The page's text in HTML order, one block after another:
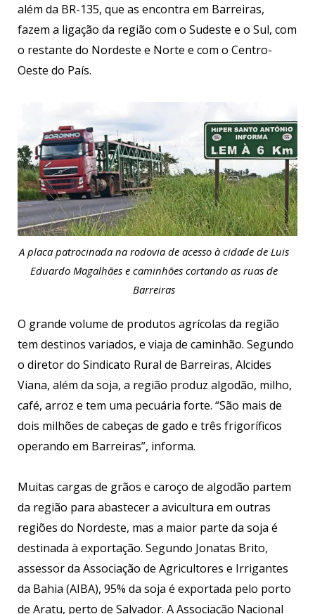
além da BR-135, que as encontra em Barreiras,
fazem a ligação da região com o Sudeste e o Sul, com
o restante do Nordeste e Norte e com o Centro-
Oeste do País.
A placa patrocinada na rodovia de acesso à cidade de Luis
Eduardo Magalhães e caminhões cortando as ruas de
Barreiras
O grande volume de produtos agrícolas da região
tem destinos variados, e viaja de caminhão. Segundo
o diretor do Sindicato Rural de Barreiras, Alcides
Viana, além da soja, a região produz algodão, milho,
café, arroz e tem uma pecuária forte. “São mais de
dois milhões de cabeças de gado e três frigoríficos
operando em Barreiras”, informa.
Muitas cargas de grãos e caroço de algodão partem
da região para abastecer a avicultura em outras
regiões do Nordeste, mas a maior parte da soja é
destinada à exportação. Segundo Jonatas Brito,
assessor da Associação de Agricultores e Irrigantes
da Bahia (AIBA), 95% da soja é exportada pelo porto
de Aratu, perto de Salvador. A Associação Nacional